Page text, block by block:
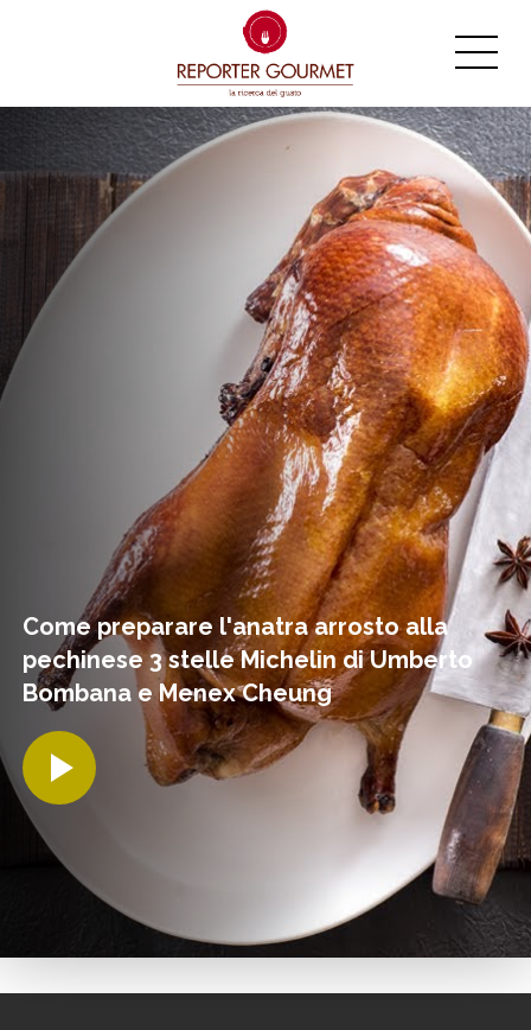
Come preparare l'anatra arrosto alla
pechinese 3 stelle Michelin di Umberto
Bombana e Menex Cheung